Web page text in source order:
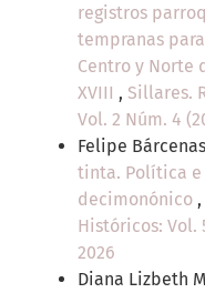
registros
tempranas
Centro y Norte
XVIII , Sillares.
Vol. 2 Núm. 4
Felipe
tinta. Política
decimonónico ,
Históricos: Vol.
2026
Diana Lizbeth